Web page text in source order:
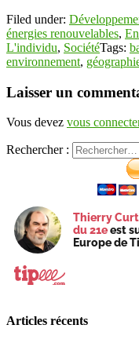
Filed under:
énergies renouvelables,
L'individu, SociétéTags:
environnement,
Laisser un
Vous devez vous
Rechercher :
Thierry
du 21eest
Europe de
Articles récents